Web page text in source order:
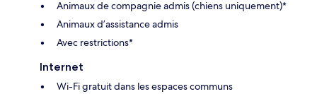
Animaux de compagnie admis (chiens uniquement)*
Animaux d’assistance admis
Avec restrictions*
Internet
Wi-Fi gratuit dans les espaces communs